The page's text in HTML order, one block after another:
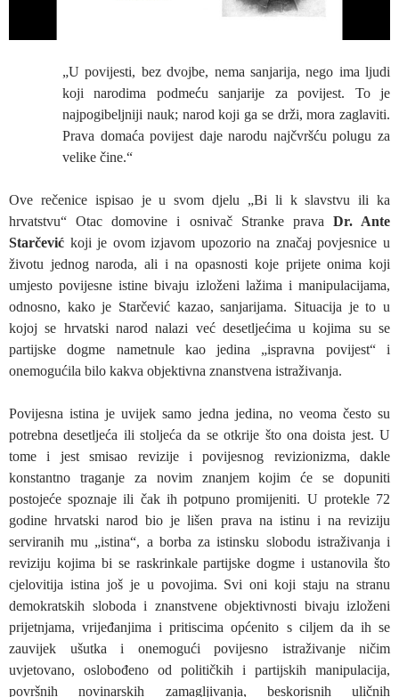
„U povijesti, bez dvojbe, nema sanjarija, nego ima ljudi
koji narodima podmeću sanjarije za povijest. To je
najpogibeljniji nauk; narod koji ga se drži, mora zaglaviti.
Prava domaća povijest daje narodu najčvršću polugu za
velike čine.“
Ove rečenice ispisao je u svom djelu „Bi li k slavstvu ili ka
hrvatstvu“ Otac domovine i osnivač Stranke prava Dr. Ante
Starčević koji je ovom izjavom upozorio na značaj povjesnice u
životu jednog naroda, ali i na opasnosti koje prijete onima koji
umjesto povijesne istine bivaju izloženi lažima i manipulacijama,
odnosno, kako je Starčević kazao, sanjarijama. Situacija je to u
kojoj se hrvatski narod nalazi već desetljećima u kojima su se
partijske dogme nametnule kao jedina „ispravna povijest“ i
onemogućila bilo kakva objektivna znanstvena istraživanja.
Povijesna istina je uvijek samo jedna jedina, no veoma često su
potrebna desetljeća ili stoljeća da se otkrije što ona doista jest. U
tome i jest smisao revizije i povijesnog revizionizma, dakle
konstantno traganje za novim znanjem kojim će se dopuniti
postojeće spoznaje ili čak ih potpuno promijeniti. U protekle 72
godine hrvatski narod bio je lišen prava na istinu i na reviziju
serviranih mu „istina“, a borba za istinsku slobodu istraživanja i
reviziju kojima bi se raskrinkale partijske dogme i ustanovila što
cjelovitija istina još je u povojima. Svi oni koji staju na stranu
demokratskih sloboda i znanstvene objektivnosti bivaju izloženi
prijetnjama, vrijeđanjima i pritiscima općenito s ciljem da ih se
zauvijek ušutka i onemogući povijesno istraživanje ničim
uvjetovano, oslobođeno od političkih i partijskih manipulacija,
površnih novinarskih zamagljivanja, beskorisnih uličnih